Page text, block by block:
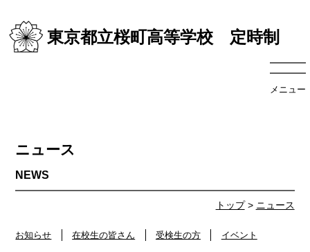
東京都立桜町高等学校 定時制
メニュー
トップ> ニュース
ニュース
お知らせ 在校生の皆さん 受検生の方 イベント